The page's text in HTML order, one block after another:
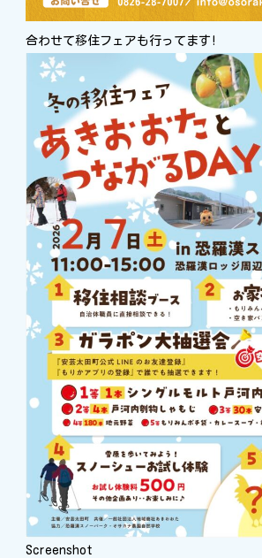
合わせて移住フェアも行ってます!
Screenshot